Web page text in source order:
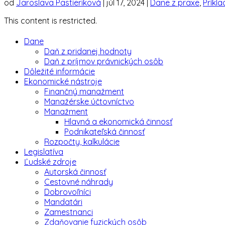
od Jaroslava Pastieriková júl 17, 2024 Dane z praxe
This content is restricted.
Dane
Daň z pridanej hodnoty
Daň z príjmov právnických osôb
Dôležité informácie
Ekonomické nástroje
Finančný manažment
Manažérske účtovníctvo
Manažment
Hlavná a ekonomická činnosť
Podnikateľská činnosť
Rozpočty, kalkulácie
Legislatíva
Ľudské zdroje
Autorská činnosť
Cestovné náhrady
Dobrovoľníci
Mandatári
Zamestnanci
Zdaňovanie fyzických osôb